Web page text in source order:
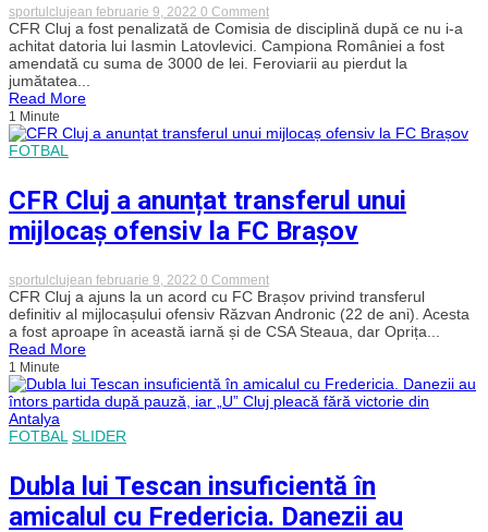
sportulclujean februarie 9, 2022 0 Commenton
CFR
primește
o
nouă
FRF
CFR Cluj a fost penalizată de Comisia de disciplină după ce nu i-a
achitat datoria lui Iasmin Latovlevici. Campiona României a fost
amendată cu suma de 3000 de lei. Feroviarii au pierdut la
jumătatea...
Read More
1 Minute
FOTBAL
CFR Cluj a anunțat transferul unui
mijlocaș ofensiv la FC Brașov
sportulclujean februarie 9, 2022 0 Commenton
CFR
Cluj
a
anunțat
mijlocaș
ofensiv
CFR Cluj a ajuns la un acord cu FC Brașov privind transferul
definitiv al mijlocașului ofensiv Răzvan Andronic (22 de ani). Acesta
a fost aproape în această iarnă și de CSA Steaua, dar Oprița...
Read More
1 Minute
FOTBAL SLIDER
Dubla lui Tescan insuficientă în
amicalul cu Fredericia. Danezii au